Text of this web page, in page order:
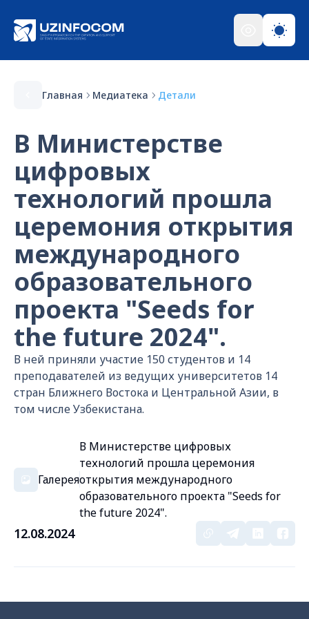
Главная Медиатека Детали
В Министерстве
цифровых
технологий прошла
церемония открытия
международного
образовательного
проекта "Seeds for
the future 2024".
В ней приняли участие 150 студентов и 14
преподавателей из ведущих университетов 14
стран Ближнего Востока и Центральной Азии, в
том числе Узбекистана.
Галерея
В Министерстве цифровых
технологий прошла церемония
открытия международного
образовательного проекта "Seeds for
the future 2024".
12.08.2024